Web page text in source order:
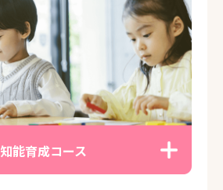
知能育成コース